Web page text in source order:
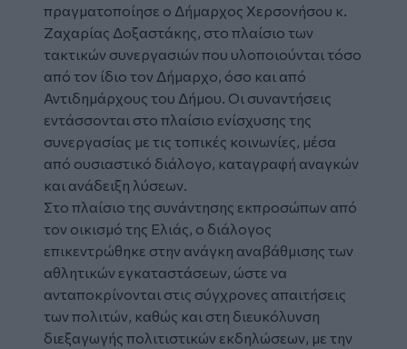
πραγματοποίησε ο Δήμαρχος Χερσονήσου κ.
Ζαχαρίας Δοξαστάκης, στο πλαίσιο των
τακτικών συνεργασιών που υλοποιούνται τόσο
από τον ίδιο τον Δήμαρχο, όσο και από
Αντιδημάρχους του Δήμου. Οι συναντήσεις
εντάσσονται στο πλαίσιο ενίσχυσης της
συνεργασίας με τις τοπικές κοινωνίες, μέσα
από ουσιαστικό διάλογο, καταγραφή αναγκών
και ανάδειξη λύσεων.
Στο πλαίσιο της συνάντησης εκπροσώπων από
τον οικισμό της Ελιάς, ο διάλογος
επικεντρώθηκε στην ανάγκη αναβάθμισης των
αθλητικών εγκαταστάσεων, ώστε να
ανταποκρίνονται στις σύγχρονες απαιτήσεις
των πολιτών, καθώς και στη διευκόλυνση
διεξαγωγής πολιτιστικών εκδηλώσεων, με την